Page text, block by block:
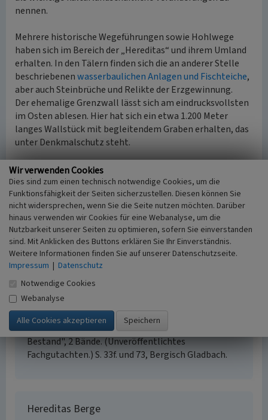
nennen.
Mehrere historische Wegeführungen sowie Hohlwege
haben sich im Bereich der „Hereditas“ und ihrem Umland
erhalten. In den Tälern finden sich die an anderer Stelle
beschriebenenwasserbaulichen Anlagen und Fischteiche,
aber auch Steinbrüche und Relikte der Erzgewinnung.
Der ehemalige Grenzwall lässt sich am eindrucksvollsten
im Osten ablesen. Hier hat sich ein etwa 1.200 Meter
langes Wallstück mit begleitendem Graben erhalten, das
unter Denkmalschutz steht.
(Beate Lange, LVR-Fachbereich Umwelt, 2008/2009)
Denkmalbereich
Das Kerngebiet der Hereditas Berge erfüllt die
Voraussetzungen zur Ausweisung eines Denkmalbereiches
gemäß Denkmalschutzgesetz NRW (Denkmalbereich
„Altenberger Dom im Tal der Dhünn“ ).
Literatur
Kistemann, Eva (2002)
Zisterzienser auf die Kulturlandschaft in und um
Altenberg. Historische Entwicklung und aktueller
Bestand", 2 Bände. (Unveröffentlichtes
Fachgutachten.) S. 33f. und 73, Bergisch Gladbach.
Hereditas Berge
Wir verwenden Cookies
Dies sind zum einen technisch notwendige Cookies, um die
Funktionsfähigkeit der Seiten sicherzustellen. Diesen können Sie
nicht widersprechen, wenn Sie die Seite nutzen möchten. Darüber
hinaus verwenden wir Cookies für eine Webanalyse, um die
Nutzbarkeit unserer Seiten zu optimieren, sofern Sie einverstanden
sind. Mit Anklicken des Buttons erklären Sie Ihr Einverständnis.
Weitere Informationen finden Sie auf unserer Datenschutzseite.
Impressum | Datenschutz
Notwendige Cookies
Webanalyse